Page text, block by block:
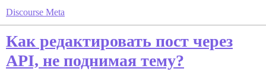
Discourse Meta
Как редактировать пост через
API, не поднимая тему?